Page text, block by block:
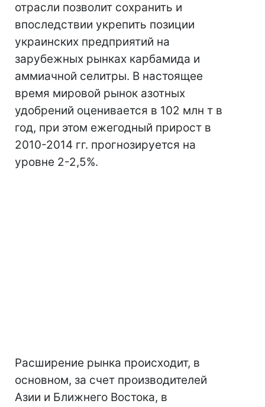
отрасли позволит сохранить и
впоследствии укрепить позиции
украинских предприятий на
зарубежных рынках карбамида и
аммиачной селитры. В настоящее
время мировой рынок азотных
удобрений оценивается в 102 млн т в
год, при этом ежегодный прирост в
2010-2014 гг. прогнозируется на
уровне 2-2,5%.
Расширение рынка происходит, в
основном, за счет производителей
Азии и Ближнего Востока, в